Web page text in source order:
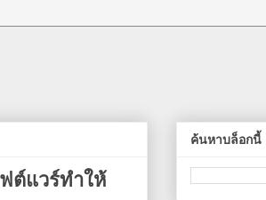
ต์แวร์ทำให้
ค้นหาบล็อกนี้